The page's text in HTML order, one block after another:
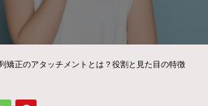
矯正のアタッチメントとは？役割と見た目の特徴